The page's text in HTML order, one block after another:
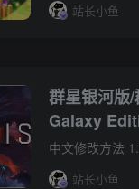
站长小鱼
群星银河版
Galaxy
发 整合全
项修改器+
站长小鱼